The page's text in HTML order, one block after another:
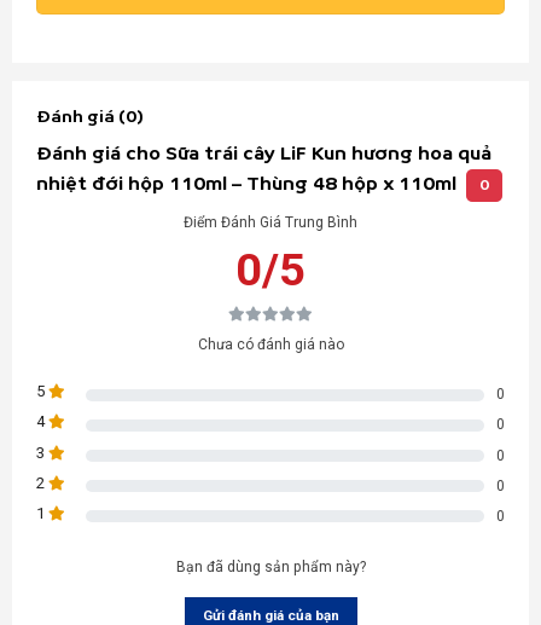
Đánh giá (0)
Đánh giá cho Sữa trái cây LiF Kun hương hoa quả
nhiệt đới hộp 110ml – Thùng 48 hộp x 110ml
0
Điểm Đánh Giá Trung Bình
0/5
Chưa có đánh giá nào
5 0
4 0
3 0
2 0
1 0
Bạn đã dùng sản phẩm này?
Gửi đánh giá của bạn